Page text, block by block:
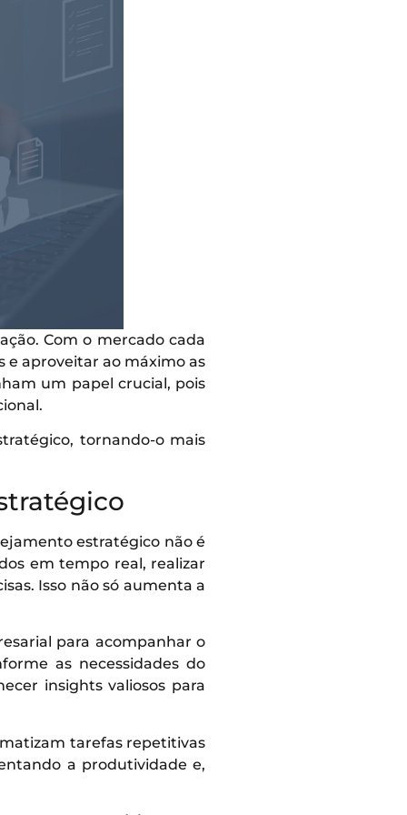
Com o mercado cada
e aproveitar ao máximo as
um papel crucial, pois
tornando-o mais
estratégico não é
em tempo real, realizar
Isso não só aumenta a
para acompanhar o
as necessidades do
insights valiosos para
tarefas repetitivas
a produtividade e,